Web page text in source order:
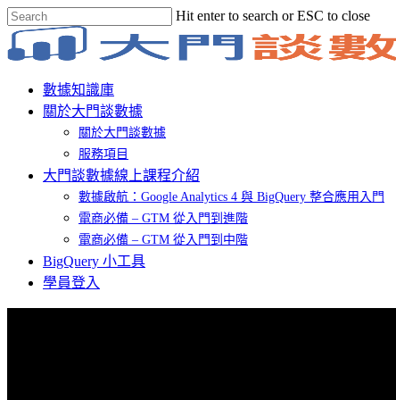
Skip
to
main
content
Hit enter to search or ESC to close
Close
Search
Menu
數據知識庫
關於大門談數據
關於大門談數據
服務項目
大門談數據線上課程介紹
數據啟航：Google Analytics 4 與 BigQuery 整合應用入門
電商必備 – GTM 從入門到進階
電商必備 – GTM 從入門到中階
BigQuery 小工具
學員登入